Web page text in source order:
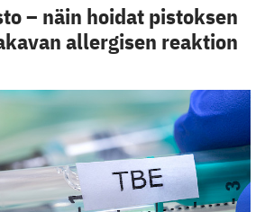
– näin hoidat pistoksen
allergisen reaktion